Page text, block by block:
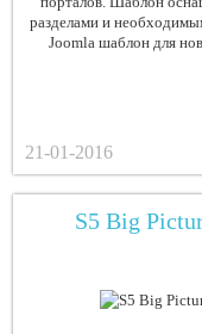
разделами и
Joomla шаблон для
21-01-2016
S5 Big